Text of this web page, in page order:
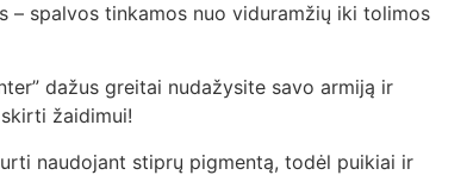
– spalvos tinkamos nuo viduramžių iki tolimos
dažus greitai nudažysite savo armiją ir
žaidimui!
naudojant stiprų pigmentą, todėl puikiai ir